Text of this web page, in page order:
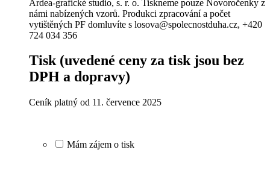
Ardea-grafické studio, s. r. o. Tiskneme pouze Novoročenky z
námi nabízených vzorů. Produkci zpracování a počet
vytištěných PF domluvíte s losova@spolecnostduha.cz, +420
724 034 356
Tisk(uvedené ceny za tisk jsou bez
DPH a dopravy)
Ceník platný od 11. července 2025
Mám zájem o tisk